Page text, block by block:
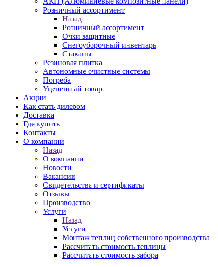
Розничный ассортимент
Назад
Розничный ассортимент
Очки защитные
Снегоуборочный инвентарь
Стаканы
Резиновая плитка
Автономные очистные системы
Погреба
Уцененный товар
Акции
Как стать дилером
Доставка
Где купить
Контакты
О компании
Назад
О компании
Новости
Вакансии
Свидетельства и сертификаты
Отзывы
Производство
Услуги
Назад
Услуги
Монтаж теплиц собственного производства
Рассчитать стоимость теплицы
Рассчитать стоимость забора